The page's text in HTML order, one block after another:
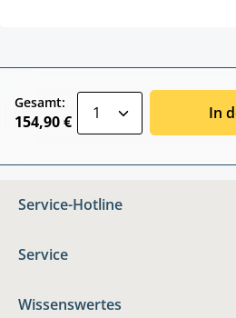
Gesamt:
154,90 € In
Service-Hotline
Service
Wissenswertes